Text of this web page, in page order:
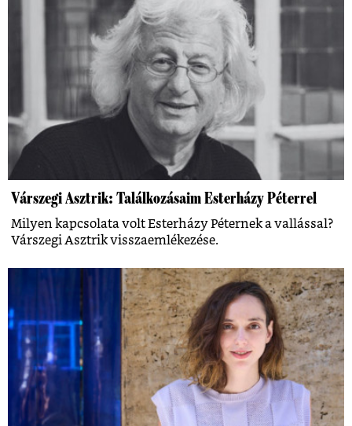
Várszegi Asztrik: Találkozásaim Esterházy Péterrel
Milyen kapcsolata volt Esterházy Péternek a vallással?
Várszegi Asztrik visszaemlékezése.